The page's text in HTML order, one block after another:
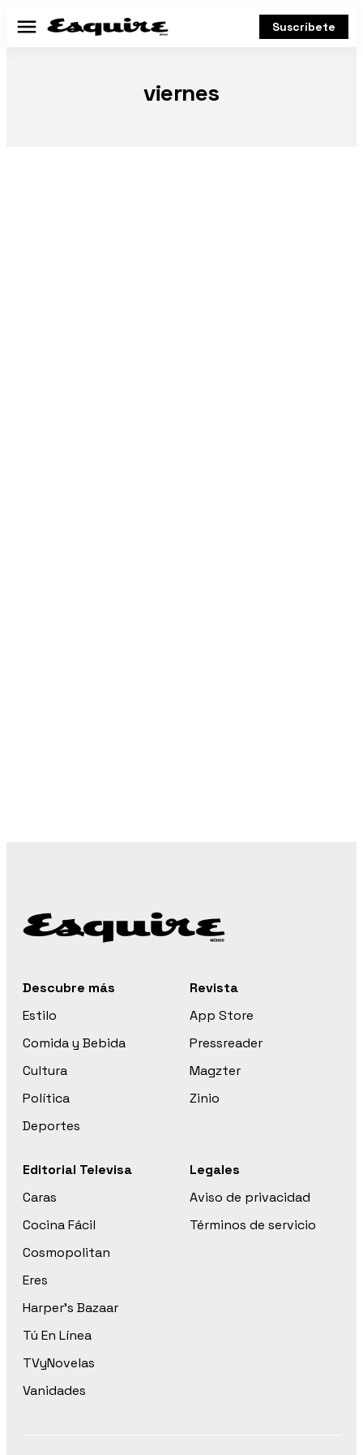
Menú Suscríbete
viernes
Descubre más
Estilo
Comida y Bebida
Cultura
Política
Deportes
Revista
App Store
Pressreader
Magzter
Zinio
Editorial Televisa
Caras
Cocina Fácil
Cosmopolitan
Eres
Harper’s Bazaar
Tú En Línea
TVyNovelas
Vanidades
Legales
Aviso de privacidad
Términos de servicio